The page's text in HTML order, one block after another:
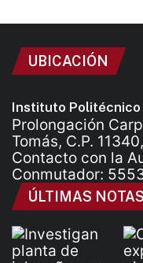
UBICACIÓN
Instituto
Prolongación
Tomás, C.P.
Contacto con la
Conmutador:
ÚLTIMAS